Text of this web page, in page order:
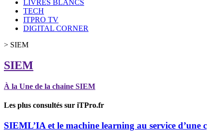
LIVRES BLANCS
TECH
ITPRO TV
DIGITAL CORNER
> SIEM
SIEM
À la Une de la chaine SIEM
Les plus consultés sur iTPro.fr
SIEML’IA et le machine learning au service d’une